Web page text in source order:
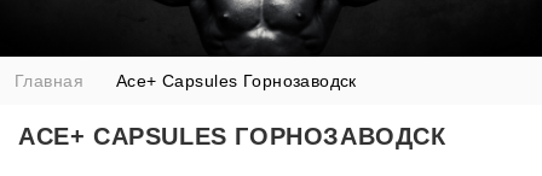
Главная Ace+ Capsules Горнозаводск
ACE+ CAPSULES ГОРНОЗАВОДСК